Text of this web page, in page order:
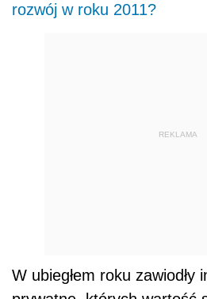
rozwój w roku 2011?
REKLAMA
W ubiegłem roku zawiodły